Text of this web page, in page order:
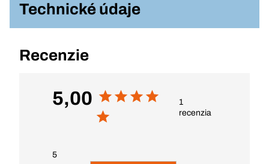
Technické údaje
Recenzie
5,00
1
recenzia
5